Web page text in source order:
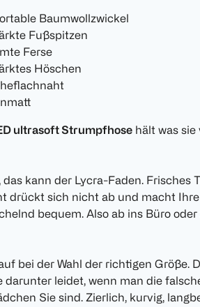
Baumwollzwickel
Fußspitzen
Ferse
Höschen
ultrasoft Strumpfhose hält was
kann der Lycra-Faden. Frisches
drückt sich nicht ab und macht
bequem. Also ab ins Büro
bei der Wahl der richtigen Größe.
darunter leidet, wenn man die
Sie sind. Zierlich, kurvig,